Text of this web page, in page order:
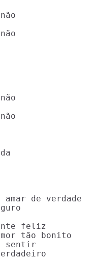
de verdade
feliz
tão bonito
sentir